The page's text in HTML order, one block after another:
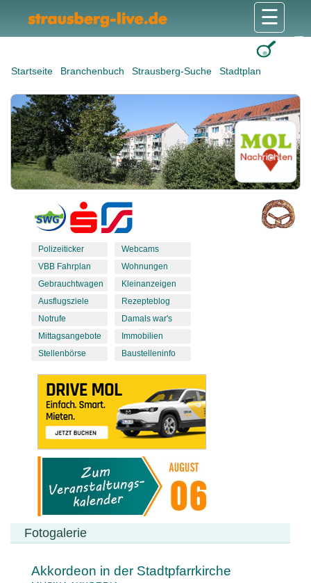
Startseite Branchenbuch Strausberg-Suche Stadtplan
☰
Polizeiticker
VBB Fahrplan
Gebrauchtwagen
Ausflugsziele
Notrufe
Mittagsangebote
Stellenbörse
Webcams
Wohnungen
Kleinanzeigen
Rezepteblog
Damals war's
Immobilien
Baustelleninfo
Fotogalerie
Akkordeon in der Stadtpfarrkirche